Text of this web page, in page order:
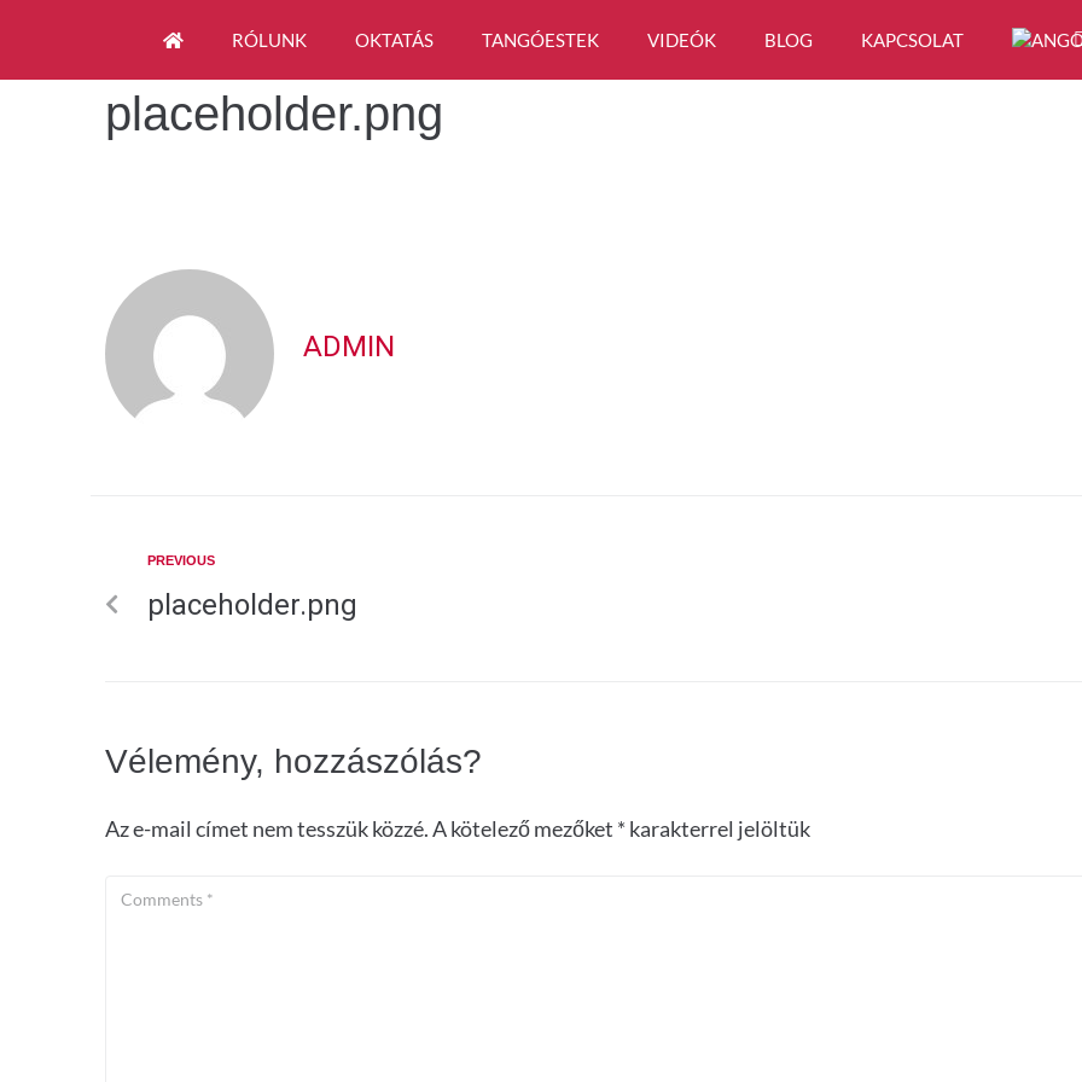
RÓLUNK OKTATÁS TANGÓESTEK VIDEÓK BLOG KAPCSOLAT
placeholder.png
ADMIN
PREVIOUS
placeholder.png
Vélemény, hozzászólás?
Az e-mail címet nem tesszük közzé.A kötelező mezőket * karakterrel jelöltük